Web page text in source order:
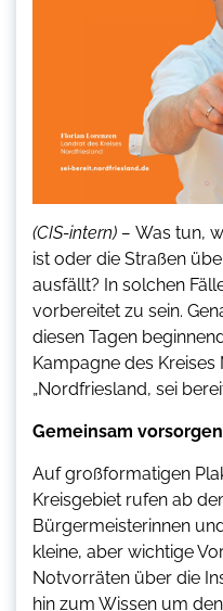
(CIS-intern) – Was tun,
ist oder die Straßen
ausfällt? In solchen
vorbereitet zu sein.
diesen Tagen
Kampagne des Kreises
„Nordfriesland, sei
Gemeinsam vorsorgen
Auf großformatigen
Kreisgebiet rufen ab
Bürgermeisterinnen
kleine, aber wichtige
Notvorräten über die
hin zum Wissen um